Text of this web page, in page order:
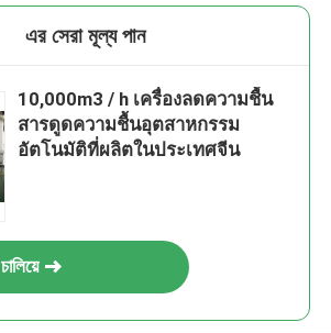
এর সেরা মূল্য পান
10,000m3 / h เครื่องลดความชื้น
สารดูดความชื้นอุตสาหกรรม
อัตโนมัติที่ผลิตในประเทศจีน
চালিয়ে